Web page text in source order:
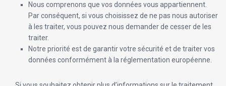
Nous comprenons que vos données vous appartiennent.
Par conséquent, si vous choisissez de ne pas nous autoriser
à les traiter, vous pouvez nous demander de cesser de les
traiter.
Notre priorité est de garantir votre sécurité et de traiter vos
données conformément à la réglementation européenne.